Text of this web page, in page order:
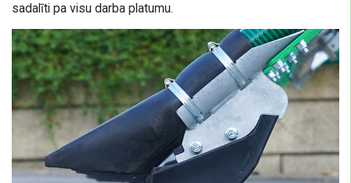
sadalīti pa visu darba platumu.